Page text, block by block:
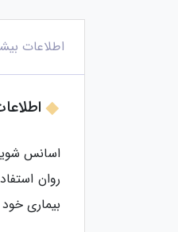
اطلاعات
روان
بیماری